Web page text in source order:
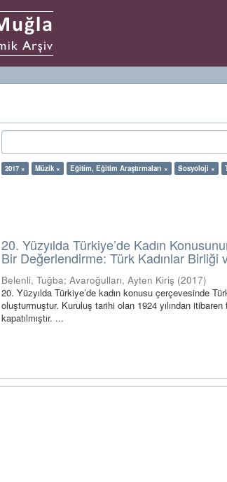
2017 × Müzik × Eğitim, Eğitim Araştırmaları × Sosyoloji ×
20. Yüzyılda Türkiye’de Kadın
Bir Değerlendirme: Türk Kadınlar Birliği
Belenli, Tuğba;Avaroğulları, Ayten Kiriş (2017)
20. Yüzyılda Türkiye’de kadın konusu çerçevesinde
oluşturmuştur. Kuruluş tarihi olan 1924 yılından
kapatılmıştır. ...